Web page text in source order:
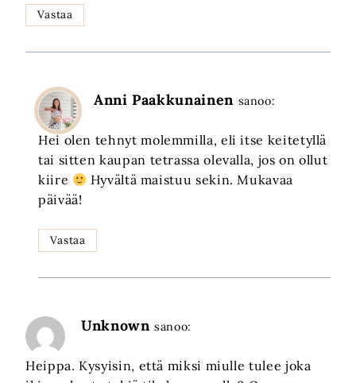
Vastaa
Anni Paakkunainen sanoo:
Hei olen tehnyt molemmilla, eli itse keitetyllä
tai sitten kaupan tetrassa olevalla, jos on ollut
kiire
Hyvältä maistuu sekin. Mukavaa
päivää!
Vastaa
Unknown sanoo:
Heippa. Kysyisin, että miksi miulle tulee joka